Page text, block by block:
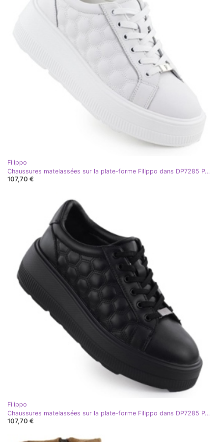
Filippo
Chaussures matelassées sur la plate-forme Filippo dans DP7285 PAW639B blanc
107,70 €
Filippo
Chaussures matelassées sur la plate-forme Filippo dans DP7285 PAW639A noir
107,70 €